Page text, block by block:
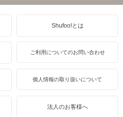
Shufoo!とは
ご利用についてのお問い合わせ
個人情報の取り扱いについて
法人のお客様へ